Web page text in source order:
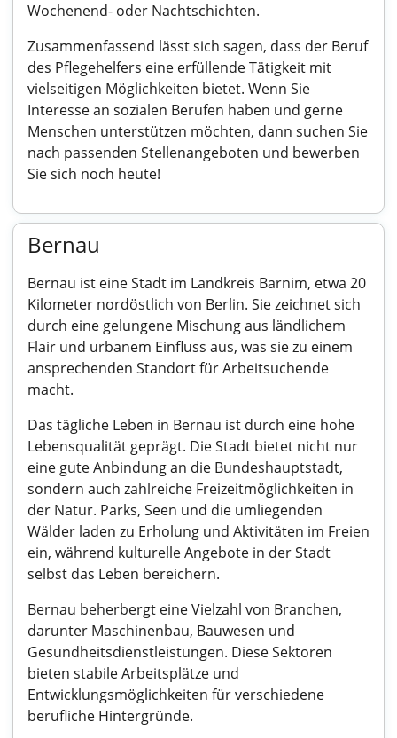
Wochenend- oder Nachtschichten.
Zusammenfassend lässt sich sagen, dass der Beruf
des Pflegehelfers eine erfüllende Tätigkeit mit
vielseitigen Möglichkeiten bietet. Wenn Sie
Interesse an sozialen Berufen haben und gerne
Menschen unterstützen möchten, dann suchen Sie
nach passenden Stellenangeboten und bewerben
Sie sich noch heute!
Bernau
Bernau ist eine Stadt im Landkreis Barnim, etwa 20
Kilometer nordöstlich von Berlin. Sie zeichnet sich
durch eine gelungene Mischung aus ländlichem
Flair und urbanem Einfluss aus, was sie zu einem
ansprechenden Standort für Arbeitsuchende
macht.
Das tägliche Leben in Bernau ist durch eine hohe
Lebensqualität geprägt. Die Stadt bietet nicht nur
eine gute Anbindung an die Bundeshauptstadt,
sondern auch zahlreiche Freizeitmöglichkeiten in
der Natur. Parks, Seen und die umliegenden
Wälder laden zu Erholung und Aktivitäten im Freien
ein, während kulturelle Angebote in der Stadt
selbst das Leben bereichern.
Bernau beherbergt eine Vielzahl von Branchen,
darunter Maschinenbau, Bauwesen und
Gesundheitsdienstleistungen. Diese Sektoren
bieten stabile Arbeitsplätze und
Entwicklungsmöglichkeiten für verschiedene
berufliche Hintergründe.